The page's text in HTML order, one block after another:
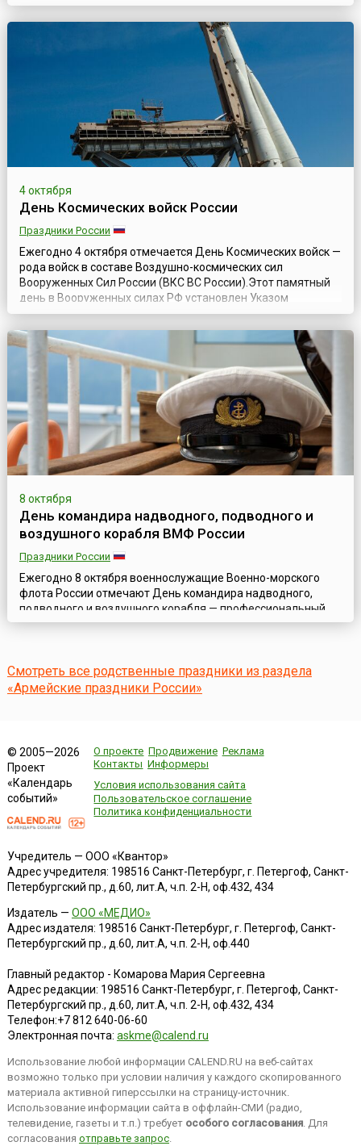
установленный приказом Федеральной службы войск
национальной гвардии Российской Федерации от 8 ноября
2017 года № 472. Первое подразделение, которое принято
считать прообразом современного спецназа Росгвардии,
было сформировано приказом НКВД СССР в 1941 ...
4 октября
День Космических войск России
Праздники России
Ежегодно 4 октября отмечается День Космических войск —
рода войск в составе Воздушно-космических сил
Вооруженных Сил России (ВКС ВС России).Этот памятный
день в Вооруженных силах РФ установлен Указом
президента Российской Федерации № 549 от 31 мая 2006
года и приурочен к дню запуска первого искусственного
спутника Земли, открывшего летопись космонавтики, в том
числе и военной. 4 октября 1957 г...
8 октября
День командира надводного, подводного и
воздушного корабля ВМФ России
Праздники России
Ежегодно 8 октября военнослужащие Военно-морского
флота России отмечают День командира надводного,
подводного и воздушного корабля — профессиональный
праздник командиров экипажей кораблей, установленный
Военно-морского флота».Командир корабля является
прямым начальником всего личного состава кораб...
Смотреть все родственные праздники из раздела
«Армейские праздники России»
© 2005—2026
Проект
«Календарь
событий»
О проекте Продвижение Реклама
Контакты Информеры
Условия использования сайта
Пользовательское соглашение
Политика конфиденциальности
Учредитель — ООО «Квантор»
Адрес учредителя: 198516 Санкт-Петербург, г. Петергоф, Санкт-
Петербургский пр., д.60, лит.А, ч.п. 2-Н, оф.432, 434
Издатель — ООО «МЕДИО»
Адрес издателя: 198516 Санкт-Петербург, г. Петергоф, Санкт-
Петербургский пр., д.60, лит.А, ч.п. 2-Н, оф.440
Главный редактор - Комарова Мария Сергеевна
Адрес редакции: 198516 Санкт-Петербург, г. Петергоф, Санкт-
Петербургский пр., д.60, лит.А, ч.п. 2-Н, оф.432, 434
Телефон:+7 812 640-06-60
Электронная почта: askme@calend.ru
Использование любой информации CALEND.RU на веб-сайтах
возможно только при условии наличия у каждого скопированного
материала активной гиперссылки на страницу-источник.
Использование информации сайта в оффлайн-СМИ (радио,
телевидение, газеты и т.п.) требует особого согласования. Для
согласования отправьте запрос.